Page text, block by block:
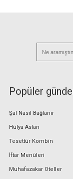
Popüler
Şal Nasıl Bağlanır
Hülya Aslan
Tesettür Kombin
İftar Menüleri
Muhafazakar Oteller